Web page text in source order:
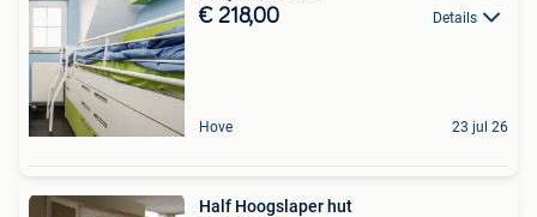
€ 218,00 Details
Hove 23 jul 26
Half Hoogslaper hut